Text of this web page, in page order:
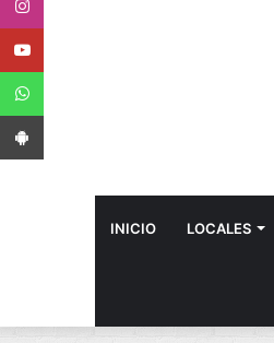
INICIO LOCALES